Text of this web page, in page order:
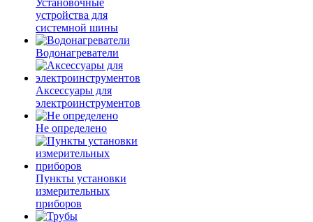
Установочные
устройства для
системной шины
Водонагреватели
Аксессуары для
электроинструментов
Не определено
Пункты установки
измерительных
приборов